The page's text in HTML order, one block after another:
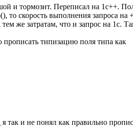
и тормозит. Переписал на 1с++.
то скорость выполнения запроса на
же затратам, что и запрос на 1с.
типизацию поля типа как
и не понял как правильно